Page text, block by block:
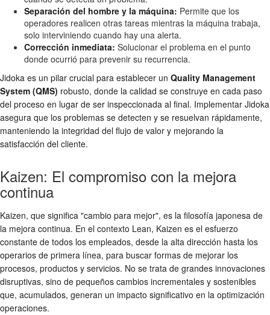
Separación del hombre y la máquina: Permite que los
operadores realicen otras tareas mientras la máquina trabaja,
solo interviniendo cuando hay una alerta.
Corrección inmediata: Solucionar el problema en el punto
donde ocurrió para prevenir su recurrencia.
Jidoka es un pilar crucial para establecer un Quality Management
System (QMS) robusto, donde la calidad se construye en cada paso
del proceso en lugar de ser inspeccionada al final. Implementar Jidoka
asegura que los problemas se detecten y se resuelvan rápidamente,
manteniendo la integridad del flujo de valor y mejorando la
satisfacción del cliente.
Kaizen: El compromiso con la mejora
continua
Kaizen, que significa "cambio para mejor", es la filosofía japonesa de
la mejora continua. En el contexto Lean, Kaizen es el esfuerzo
constante de todos los empleados, desde la alta dirección hasta los
operarios de primera línea, para buscar formas de mejorar los
procesos, productos y servicios. No se trata de grandes innovaciones
disruptivas, sino de pequeños cambios incrementales y sostenibles
que, acumulados, generan un impacto significativo en la optimización
operaciones.